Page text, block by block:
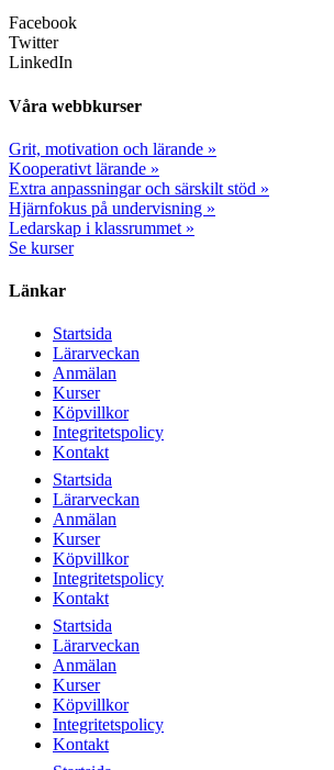
Facebook
Twitter
LinkedIn
Våra webbkurser
Grit, motivation och lärande »
Kooperativt lärande »
Extra anpassningar och särskilt stöd »
Hjärnfokus på undervisning »
Ledarskap i klassrummet »
Se kurser
Länkar
Startsida
Lärarveckan
Anmälan
Kurser
Köpvillkor
Integritetspolicy
Kontakt
Startsida
Lärarveckan
Anmälan
Kurser
Köpvillkor
Integritetspolicy
Kontakt
Startsida
Lärarveckan
Anmälan
Kurser
Köpvillkor
Integritetspolicy
Kontakt